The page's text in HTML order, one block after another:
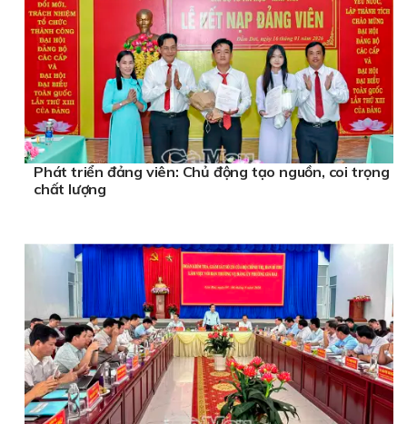
Phát triển đảng viên: Chủ động tạo nguồn, coi trọng
chất lượng